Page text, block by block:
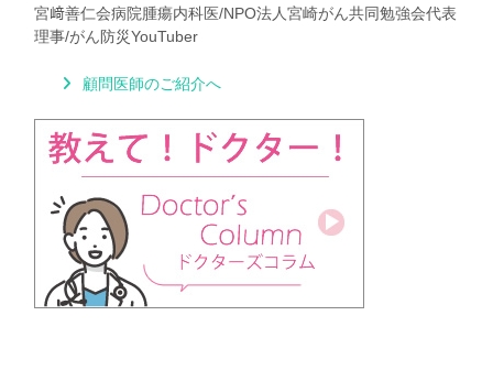
宮﨑善仁会病院腫瘍内科医/NPO法人宮崎がん共同勉強会代表
理事/がん防災YouTuber
顧問医師のご紹介へ